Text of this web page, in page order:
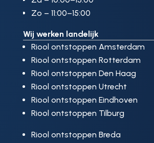
Zo – 11:00–15:00
Wij werken landelijk
Riool ontstoppen Amsterdam
Riool ontstoppen Rotterdam
Riool ontstoppen Den Haag
Riool ontstoppen Utrecht
Riool ontstoppen Eindhoven
Riool ontstoppen Tilburg
Riool ontstoppen Breda